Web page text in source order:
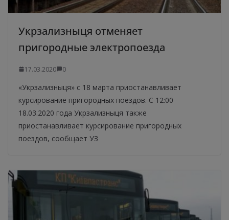
Укрзализныця отменяет
пригородные электропоезда
17.03.2020 0
«Укрзализныця» с 18 марта приостанавливает
курсирование пригородных поездов. С 12:00
18.03.2020 года Укрзализныця также
приостанавливает курсирование пригородных
поездов, сообщает УЗ